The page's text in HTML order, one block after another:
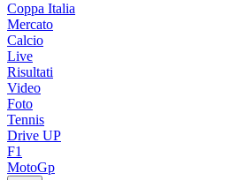
Coppa Italia
Mercato
Calcio
Live
Risultati
Video
Foto
Tennis
Drive UP
F1
MotoGp